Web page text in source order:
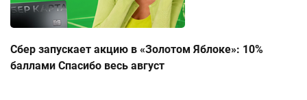
Сбер запускает акцию в «Золотом Яблоке»: 10%
баллами Спасибо весь август